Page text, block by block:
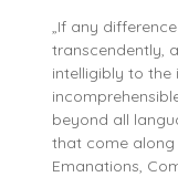
„If any
transcendently,
intelligibly to the
beyond all
that come
Emanations,